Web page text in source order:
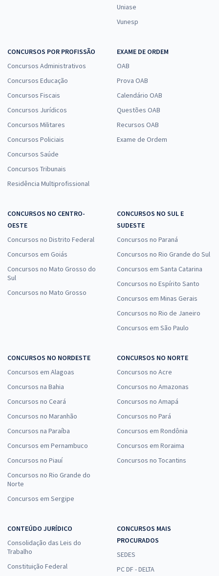
Uniase
Vunesp
CONCURSOS POR PROFISSÃO
Concursos Administrativos
Concursos Educação
Concursos Fiscais
Concursos Jurídicos
Concursos Militares
Concursos Policiais
Concursos Saúde
Concursos Tribunais
Residência Multiprofissional
EXAME DE ORDEM
OAB
Prova OAB
Calendário OAB
Questões OAB
Recursos OAB
Exame de Ordem
CONCURSOS NO CENTRO-
OESTE
Concursos no Distrito Federal
Concursos em Goiás
Concursos no Mato Grosso do
Sul
Concursos no Mato Grosso
CONCURSOS NO SUL E
SUDESTE
Concursos no Paraná
Concursos no Rio Grande do Sul
Concursos em Santa Catarina
Concursos no Espírito Santo
Concursos em Minas Gerais
Concursos no Rio de Janeiro
Concursos em São Paulo
CONCURSOS NO NORDESTE
Concursos em Alagoas
Concursos na Bahia
Concursos no Ceará
Concursos no Maranhão
Concursos na Paraíba
Concursos em Pernambuco
Concursos no Piauí
Concursos no Rio Grande do
Norte
Concursos em Sergipe
CONCURSOS NO NORTE
Concursos no Acre
Concursos no Amazonas
Concursos no Amapá
Concursos no Pará
Concursos em Rondônia
Concursos em Roraima
Concursos no Tocantins
CONTEÚDO JURÍDICO
Consolidação das Leis do
Trabalho
Constituição Federal
CONCURSOS MAIS
PROCURADOS
SEDES
PC DF - DELTA